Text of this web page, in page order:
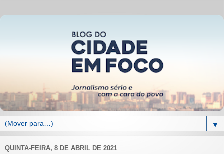
▼
QUINTA-FEIRA, 8 DE ABRIL DE 2021